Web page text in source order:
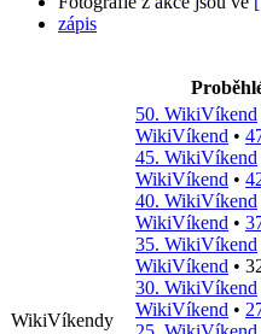
zápis
WikiVíkendy
50. WikiVíkend
WikiVíkend •
45. WikiVíkend
WikiVíkend •
40. WikiVíkend
WikiVíkend •
35. WikiVíkend
WikiVíkend •
30. WikiVíkend
WikiVíkend •